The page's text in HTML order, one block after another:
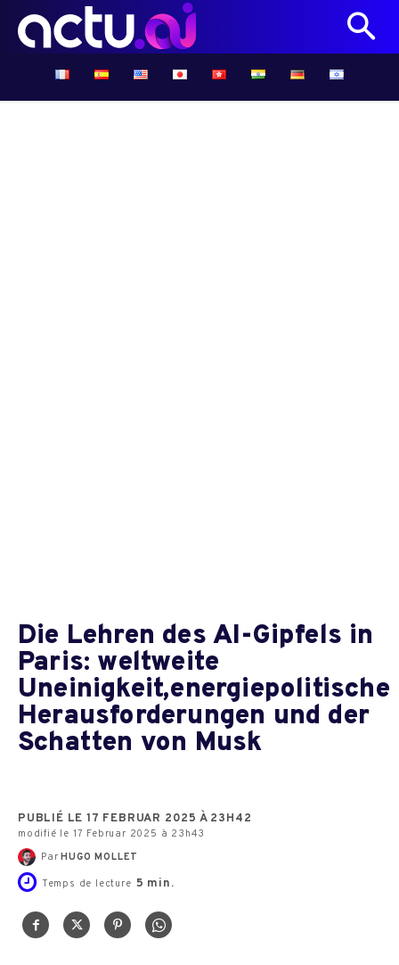
Die Lehren des AI-Gipfels in
Paris: weltweite
Uneinigkeit,energiepolitische
Herausforderungen und der
Schatten von Musk
PUBLIÉ LE 17 FEBRUAR 2025 À 23H42
modifié le 17 Februar 2025 à 23h43
Par HUGO MOLLET
Temps de lecture 5 min.